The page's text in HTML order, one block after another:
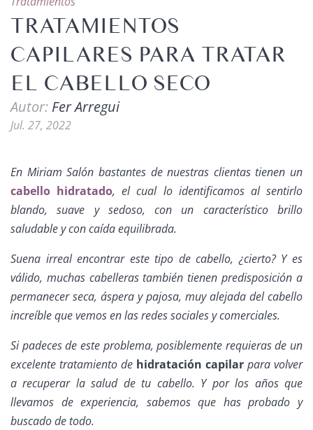
TRATAMIENTOS
CAPILARES PARA TRATAR
EL CABELLO SECO
Autor: Fer Arregui
Jul. 27, 2022
En Miriam Salón bastantes de nuestras clientas tienen un
cabello hidratado, el cual lo identificamos al sentirlo
blando, suave y sedoso, con un característico brillo
saludable y con caída equilibrada.
Suena irreal encontrar este tipo de cabello, ¿cierto? Y es
válido, muchas cabelleras también tienen predisposición a
permanecer seca, áspera y pajosa, muy alejada del cabello
increíble que vemos en las redes sociales y comerciales.
Si padeces de este problema, posiblemente requieras de un
excelente tratamiento de hidratación capilar para volver
a recuperar la salud de tu cabello. Y por los años que
llevamos de experiencia, sabemos que has probado y
buscado de todo.